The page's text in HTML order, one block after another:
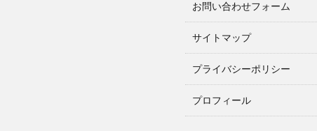
お問い合わせフォーム
サイトマップ
プライバシーポリシー
プロフィール